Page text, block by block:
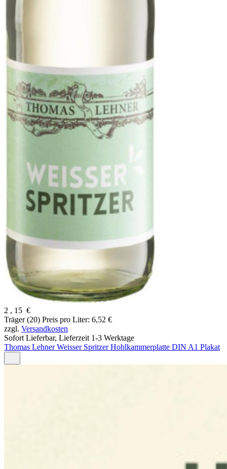
2 , 15 €
Träger (20) Preis pro Liter: 6,52 €
zzgl. Versandkosten
Sofort Lieferbar, Lieferzeit 1-3 Werktage
Thomas Lehner Weisser Spritzer Hohlkammerplatte DIN A1 Plakat